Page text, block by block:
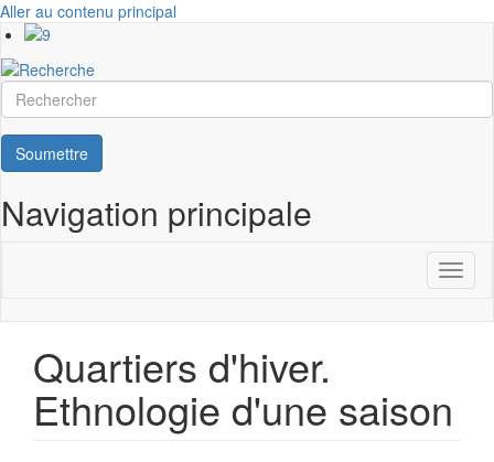
Aller au contenu principal
Rechercher
Soumettre
Navigation principale
Quartiers d'hiver.
Ethnologie d'une saison